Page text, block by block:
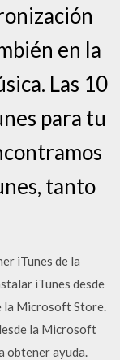
en la
Las 10
para tu
tanto
iTunes de la
iTunes desde
la Microsoft Store.
la Microsoft
obtener ayuda.